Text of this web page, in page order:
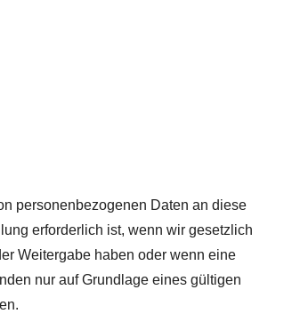
personenbezogenen Daten an diese
erforderlich ist, wenn wir gesetzlich
Weitergabe haben oder wenn eine
nur auf Grundlage eines gültigen